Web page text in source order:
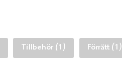
Tillbehör (1) Förrätt (1)